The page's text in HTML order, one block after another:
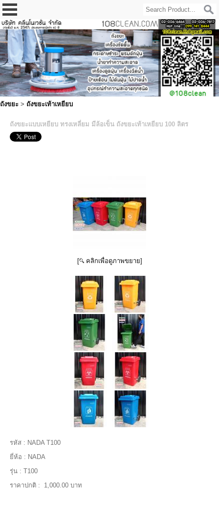
ถังขยะ > ถังขยะเท้าเหยียบ
ถังขยะแบบเหยียบ ทรงเหลี่ยม มีล้อเข็น ถังขยะเท้าเหยียบ 100 ลิตร
[ คลิกเพื่อดูภาพขยาย]
รหัส : NADA T100
ยี่ห้อ : NADA
รุ่น : T100
ราคาปกติ :
1,000.00 บาท